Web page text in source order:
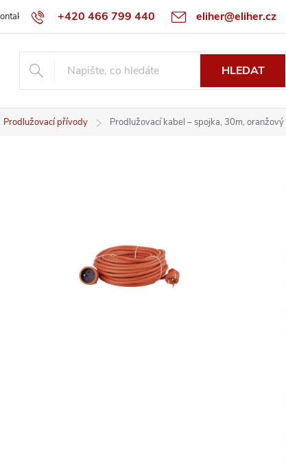
+420 466 799 440 eliher@eliher.cz
Obchodní podmínky Reklamační řád Specialista
HLEDAT
Prodlužovací přívody Prodlužovací kabel – spojka, 30m, oranžový